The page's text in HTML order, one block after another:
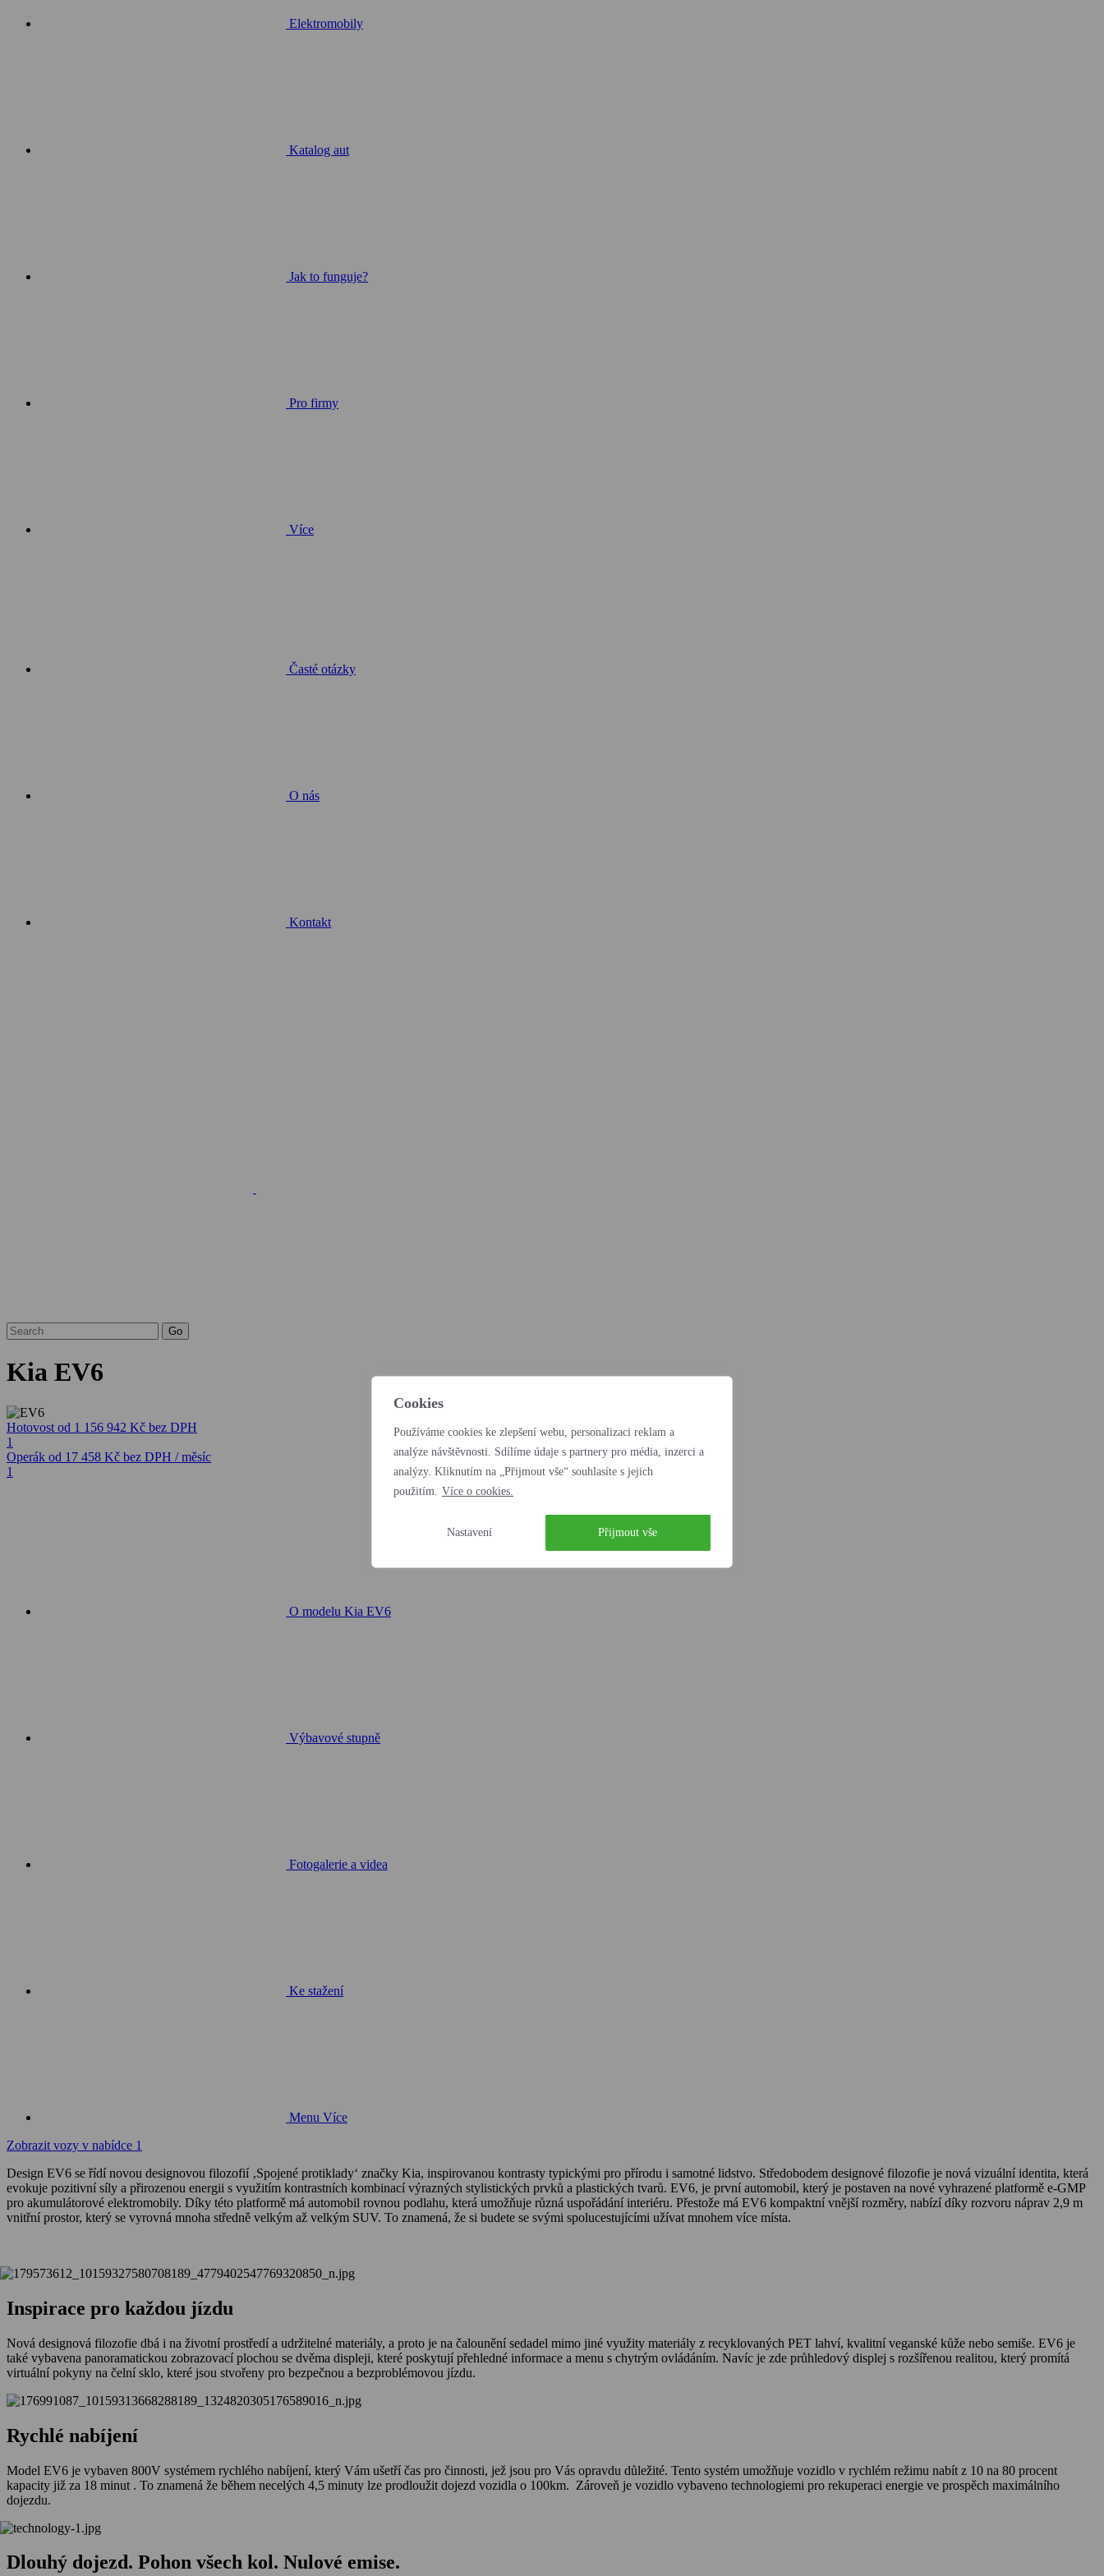
Cookies
Používáme cookies ke zlepšení webu, personalizaci reklam a
analýze návštěvnosti. Sdílíme údaje s partnery pro média, inzerci a
analýzy. Kliknutím na „Přijmout vše“ souhlasíte s jejich
použitím. Více o cookies.
Nastavení Přijmout vše
Elektromobily
Katalog aut
Jak to funguje?
Pro firmy
Více
Časté otázky
O nás
Kontakt
Kia EV6
Hotovost od 1 156 942 Kč bez DPH
1
Operák od 17 458 Kč bez DPH / měsíc
1
O modelu Kia EV6
Výbavové stupně
Fotogalerie a videa
Ke stažení
Menu Více
Zobrazit vozy v nabídce 1
Design EV6 se řídí novou designovou filozofií ‚Spojené protiklady‘ značky Kia, inspirovanou kontrasty typickými pro přírodu i samotné lidstvo. Středobodem designové filozofie je nová vizuální identita, která
evokuje pozitivní síly a přirozenou energii s využitím kontrastních kombinací výrazných stylistických prvků a plastických tvarů. EV6, je první automobil, který je postaven na nové vyhrazené platformě e-GMP
pro akumulátorové elektromobily. Díky této platformě má automobil rovnou podlahu, která umožňuje různá uspořádání interiéru. Přestože má EV6 kompaktní vnější rozměry, nabízí díky rozvoru náprav 2,9 m
vnitřní prostor, který se vyrovná mnoha středně velkým až velkým SUV. To znamená, že si budete se svými spolucestujícími užívat mnohem více místa.
Inspirace pro každou jízdu
Nová designová filozofie dbá i na životní prostředí a udržitelné materiály, a proto je na čalounění sedadel mimo jiné využity materiály z recyklovaných PET lahví, kvalitní veganské kůže nebo semiše. EV6 je
také vybavena panoramatickou zobrazovací plochou se dvěma displeji, které poskytují přehledné informace a menu s chytrým ovládáním. Navíc je zde průhledový displej s rozšířenou realitou, který promítá
virtuální pokyny na čelní sklo, které jsou stvořeny pro bezpečnou a bezproblémovou jízdu.
Rychlé nabíjení
Model EV6 je vybaven 800V systémem rychlého nabíjení, který Vám ušetří čas pro činnosti, jež jsou pro Vás opravdu důležité. Tento systém umožňuje vozidlo v rychlém režimu nabít z 10 na 80 procent
kapacity již za 18 minut . To znamená že během necelých 4,5 minuty lze prodloužit dojezd vozidla o 100km. Zároveň je vozidlo vybaveno technologiemi pro rekuperaci energie ve prospěch maximálního
dojezdu.
Dlouhý dojezd. Pohon všech kol. Nulové emise.